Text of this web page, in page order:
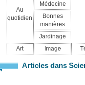
Au
quotidien
Médecine
Bonnes
manières
Jardinage
Art
Image
Articles dans